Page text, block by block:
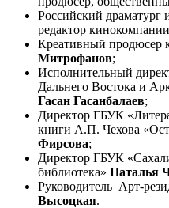
Российский драматург
редактор
Креативный продюсер
Митрофанов;
Исполнительный
Дальнего Востока и
Гасан Гасанбалаев;
Директор ГБУК
книги А.П. Чехова
Фирсова;
Директор ГБУК
библиотека» Наталья
Руководитель Арт-
Высоцкая.